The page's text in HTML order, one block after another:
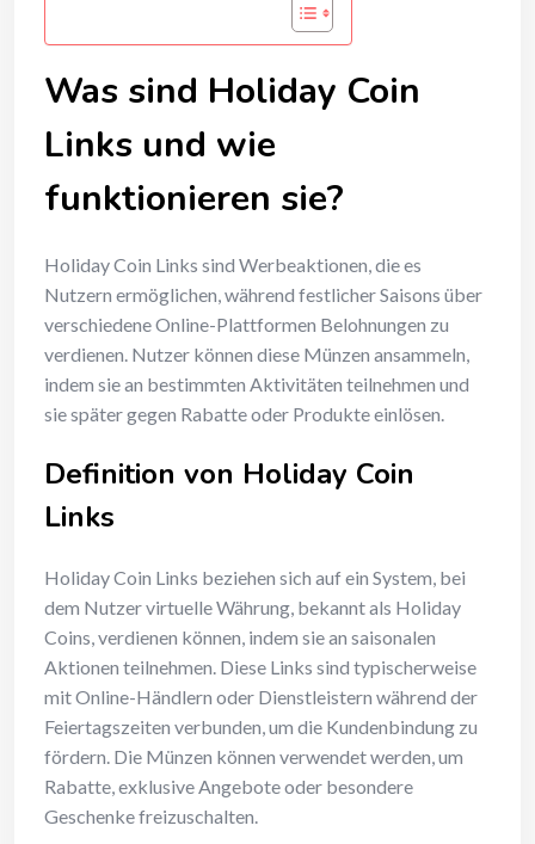
Was sind Holiday Coin
Links und wie
funktionieren sie?
Holiday Coin Links sind Werbeaktionen, die es
Nutzern ermöglichen, während festlicher Saisons über
verschiedene Online-Plattformen Belohnungen zu
verdienen. Nutzer können diese Münzen ansammeln,
indem sie an bestimmten Aktivitäten teilnehmen und
sie später gegen Rabatte oder Produkte einlösen.
Definition von Holiday Coin
Links
Holiday Coin Links beziehen sich auf ein System, bei
dem Nutzer virtuelle Währung, bekannt als Holiday
Coins, verdienen können, indem sie an saisonalen
Aktionen teilnehmen. Diese Links sind typischerweise
mit Online-Händlern oder Dienstleistern während der
Feiertagszeiten verbunden, um die Kundenbindung zu
fördern. Die Münzen können verwendet werden, um
Rabatte, exklusive Angebote oder besondere
Geschenke freizuschalten.